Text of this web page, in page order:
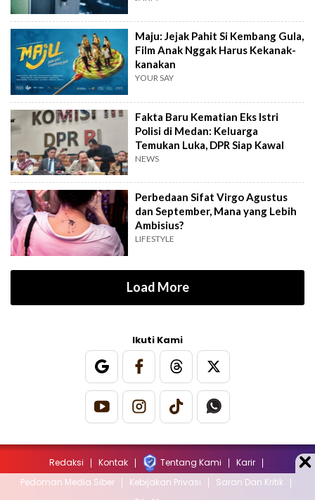
Maju: Jejak Pahit Si Kembang Gula,
Film Anak Nggak Harus Kekanak-
kanakan
YOUR SAY
Fakta Baru Kematian Eks Istri
Polisi di Medan: Keluarga
Temukan Luka, DPR Siap Kawal
NEWS
Perbedaan Sifat Virgo Agustus
dan September, Mana yang Lebih
Ambisius?
LIFESTYLE
Load More
Ikuti Kami
Redaksi Kontak Tentang Kami
Karir
Pedoman Media Siber
Kebijakan Privasi
Saran Dan Kritik